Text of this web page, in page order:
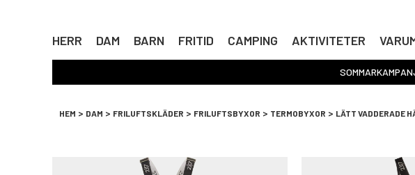
HERR DAM BARN FRITID CAMPING AKTIVITETER
HEM > DAM > FRILUFTSKLÄDER > FRILUFTSBYXOR > TERMOBYXOR > LÄTT VADDERADE